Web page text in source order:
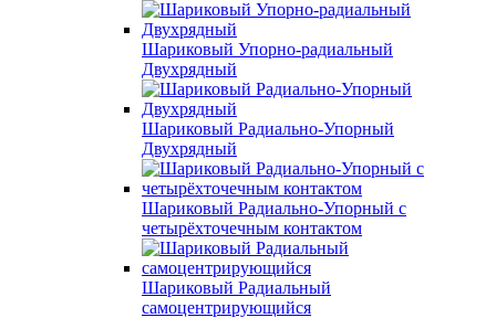
Шариковый Упорно-радиальный
Двухрядный
Шариковый Радиально-Упорный
Двухрядный
Шариковый Радиально-Упорный с
четырёхточечным контактом
Шариковый Радиальный
самоцентрирующийся